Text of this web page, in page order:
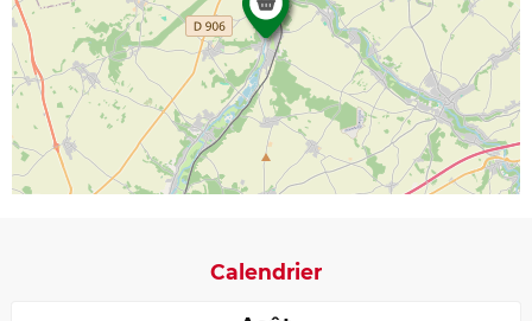
Calendrier